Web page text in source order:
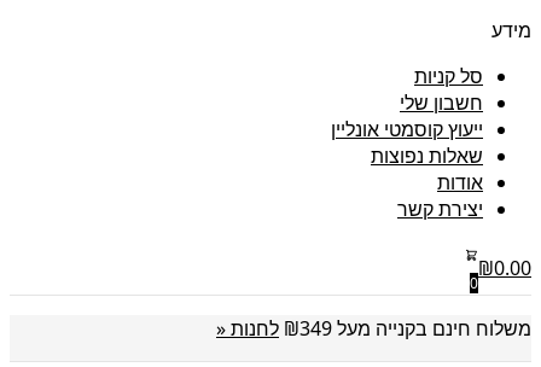
מידע
סל קניות
חשבון שלי
ייעוץ קוסמטי אונליין
שאלות נפוצות
אודות
יצירת קשר
₪0.00
0
משלוח חינם בקנייה מעל ₪349
לחנות «